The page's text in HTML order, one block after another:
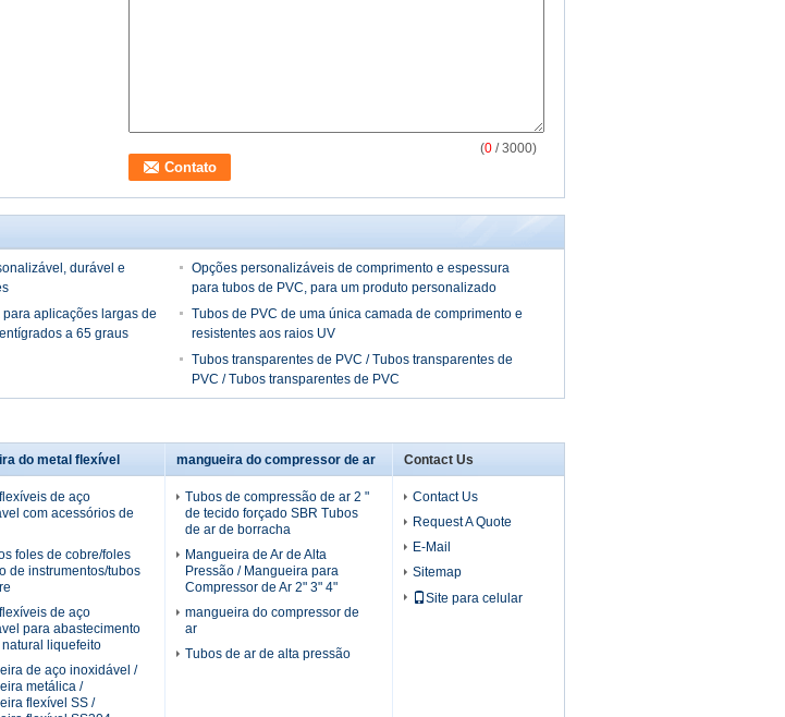
(0 / 3000)
durável e
Opções personalizáveis de comprimento e espessura
para tubos de PVC, para um produto personalizado
aplicações largas de
a 65 graus
Tubos de PVC de uma única camada de comprimento e
resistentes aos raios UV
Tubos transparentes de PVC / Tubos transparentes de
PVC / Tubos transparentes de PVC
do metal flexível
de aço
com acessórios de
foles de cobre/foles
de instrumentos/tubos
de aço
para abastecimento
liquefeito
de aço inoxidável /
metálica /
flexível SS /
mangueira do compressor de ar
Tubos de compressão de ar 2 "
de tecido forçado SBR Tubos
de ar de borracha
Mangueira de Ar de Alta
Pressão / Mangueira para
Compressor de Ar 2" 3" 4"
mangueira do compressor de
ar
Tubos de ar de alta pressão
Contact Us
Contact Us
Request A Quote
E-Mail
Sitemap
Site para celular